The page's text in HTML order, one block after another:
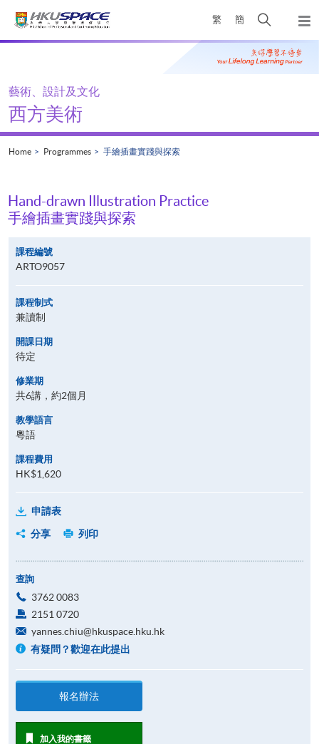
繁 簡
Open
search
panel
Main
藝術、設計及文化
西方美術
Home Programmes 手繪插畫實踐與探索
Hand-drawn Illustration Practice
手繪插畫實踐與探索
課程編號
ARTO9057
課程制式
兼讀制
開課日期
待定
修業期
共6講，約2個月
教學語言
粵語
課程費用
HK$1,620
申請表
分享
列印
查詢
3762 0083
2151 0720
yannes.chiu@hkuspace.hku.hk
有疑問？歡迎在此提出
報名辦法
加入我的書籤